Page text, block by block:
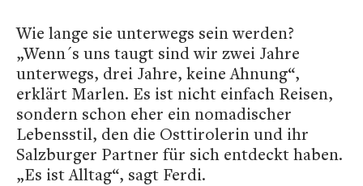
Wie lange sie unterwegs sein werden?
„Wenn´s uns taugt sind wir zwei Jahre
unterwegs, drei Jahre, keine Ahnung“,
erklärt Marlen. Es ist nicht einfach Reisen,
sondern schon eher ein nomadischer
Lebensstil, den die Osttirolerin und ihr
Salzburger Partner für sich entdeckt haben.
„Es ist Alltag“, sagt Ferdi.